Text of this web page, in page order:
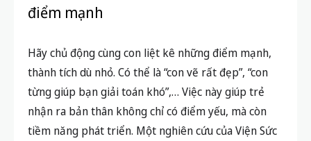
điểm mạnh
Hãy chủ động cùng con liệt kê những điểm mạnh,
thành tích dù nhỏ. Có thể là “con vẽ rất đẹp”, “con
từng giúp bạn giải toán khó”,… Việc này giúp trẻ
nhận ra bản thân không chỉ có điểm yếu, mà còn
tiềm năng phát triển. Một nghiên cứu của Viện Sức